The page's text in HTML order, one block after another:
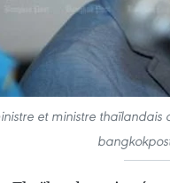
et ministre